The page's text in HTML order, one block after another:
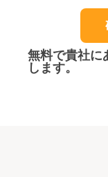
無料で貴社に
します。